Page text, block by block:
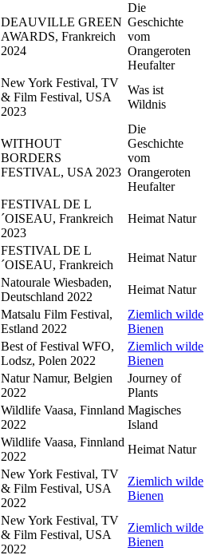
DEAUVILLE GREEN
AWARDS, Frankreich
2024
Die
Geschichte
vom
Orangeroten
Heufalter
New York Festival, TV
& Film Festival, USA
2023
Was ist
Wildnis
WITHOUT
BORDERS
FESTIVAL, USA 2023
Die
Geschichte
vom
Orangeroten
Heufalter
FESTIVAL DE L
´OISEAU, Frankreich
2023
Heimat Natur
FESTIVAL DE L
´OISEAU, Frankreich
Heimat Natur
Natourale Wiesbaden,
Deutschland 2022
Heimat Natur
Matsalu Film Festival,
Estland 2022
Ziemlich wilde
Bienen
Best of Festival WFO,
Lodsz, Polen 2022
Ziemlich wilde
Bienen
Natur Namur, Belgien
2022
Journey of
Plants
Wildlife Vaasa, Finnland
2022
Magisches
Island
Wildlife Vaasa, Finnland
2022
Heimat Natur
New York Festival, TV
& Film Festival, USA
2022
Ziemlich wilde
Bienen
New York Festival, TV
& Film Festival, USA
2022
Ziemlich wilde
Bienen